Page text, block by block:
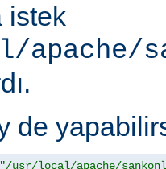
istek
apache/
de
"/usr/local/apache/